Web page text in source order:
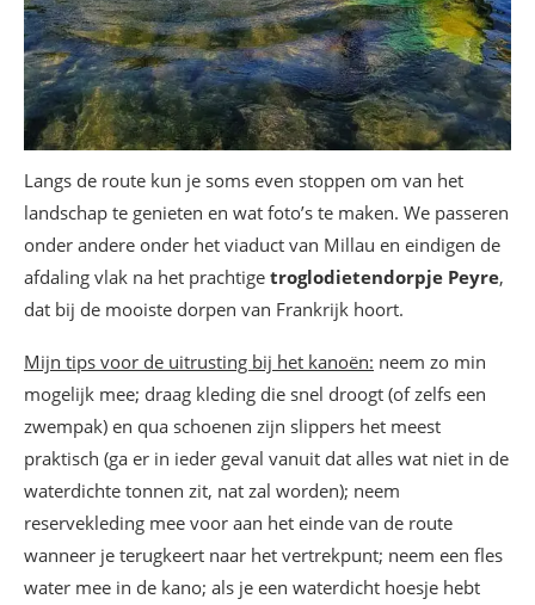
Langs de route kun je soms even stoppen om van het
landschap te genieten en wat foto’s te maken. We passeren
onder andere onder het viaduct van Millau en eindigen de
afdaling vlak na het prachtige troglodietendorpje Peyre,
dat bij de mooiste dorpen van Frankrijk hoort.
Mijn tips voor de uitrusting bij het kanoën: neem zo min
mogelijk mee; draag kleding die snel droogt (of zelfs een
zwempak) en qua schoenen zijn slippers het meest
praktisch (ga er in ieder geval vanuit dat alles wat niet in de
waterdichte tonnen zit, nat zal worden); neem
reservekleding mee voor aan het einde van de route
wanneer je terugkeert naar het vertrekpunt; neem een fles
water mee in de kano; als je een waterdicht hoesje hebt